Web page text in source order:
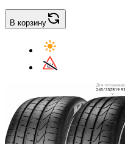
В корзину